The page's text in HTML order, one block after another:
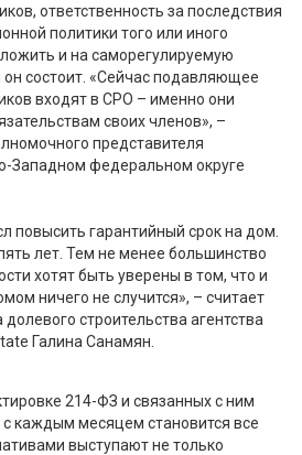
ответственность за последствия
политики того или иного
и на саморегулируемую
состоит. «Сейчас подавляющее
входят в СРО – именно они
своих членов», –
представителя
Западном федеральном округе
повысить гарантийный срок на дом.
лет. Тем не менее большинство
хотят быть уверены в том, что и
ничего не случится», – считает
строительства агентства
Галина Санамян.
214-ФЗ и связанных с ним
каждым месяцем становится все
выступают не только